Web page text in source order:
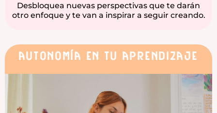
Desbloquea nuevas perspectivas que te darán
otro enfoque y te van a inspirar a seguir creando.
Autonomía en tu aprendizaje